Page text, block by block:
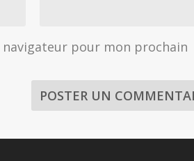
pour mon prochain